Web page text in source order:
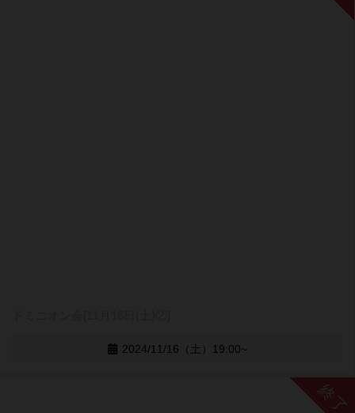
2024/11/16（土）19:00~
終了